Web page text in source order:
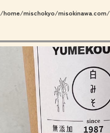
/home/mischokyo/